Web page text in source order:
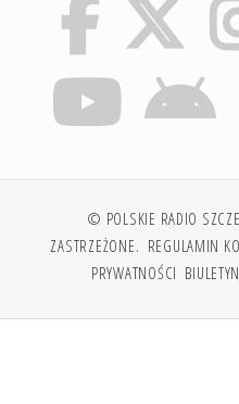
© POLSKIE RADIO
ZASTRZEŻONE. REGULAMIN
PRYWATNOŚCI